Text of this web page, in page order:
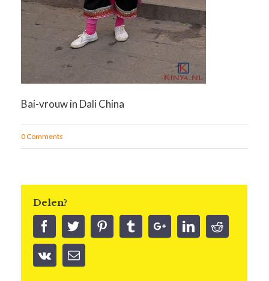
Bai-vrouw in Dali China
0 Comments
Delen?